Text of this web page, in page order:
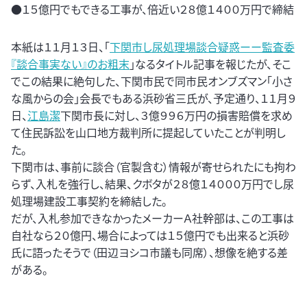
●１５億円でもできる工事が、倍近い２８億１４００万円で締結
本紙は１１月１３日、「下関市し尿処理場談合疑惑ーー監査委
『談合事実ない』のお粗末」なるタイトル記事を報じたが、そこ
でこの結果に絶句した、下関市民で同市民オンブズマン「小さ
な風からの会」会長でもある浜砂省三氏が、予定通り、１１月９
日、江島潔下関市長に対し、３億９９６万円の損害賠償を求め
て住民訴訟を山口地方裁判所に提起していたことが判明し
た。
下関市は、事前に談合（官製含む）情報が寄せられたにも拘わ
らず、入札を強行し、結果、クボタが２８億１４０００万円でし尿
処理場建設工事契約を締結した。
だが、入札参加できなかったメーカーＡ社幹部は、この工事は
自社なら２０億円、場合によっては１５億円でも出来ると浜砂
氏に語ったそうで（田辺ヨシコ市議も同席）、想像を絶する差
がある。